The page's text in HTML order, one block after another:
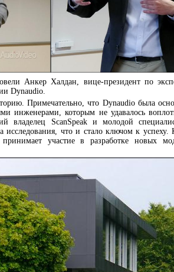
Анкер Халдан, вице-президент по
Dynaudio.
Примечательно, что Dynaudio была
инженерами, которым не удавалось
ScanSpeak и молодой
исследования, что и стало ключом к
участие в разработке новых